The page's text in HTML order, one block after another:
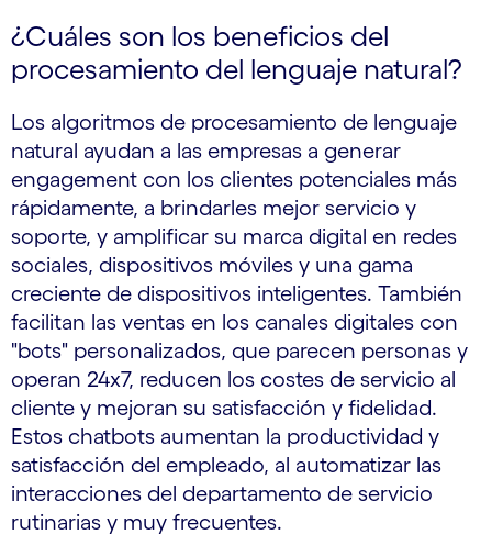
¿Cuáles son los beneficios del
procesamiento del lenguaje natural?
Los algoritmos de procesamiento de lenguaje
natural ayudan a las empresas a generar
engagement con los clientes potenciales más
rápidamente, a brindarles mejor servicio y
soporte, y amplificar su marca digital en redes
sociales, dispositivos móviles y una gama
creciente de dispositivos inteligentes. También
facilitan las ventas en los canales digitales con
"bots" personalizados, que parecen personas y
operan 24x7, reducen los costes de servicio al
cliente y mejoran su satisfacción y fidelidad.
Estos chatbots aumentan la productividad y
satisfacción del empleado, al automatizar las
interacciones del departamento de servicio
rutinarias y muy frecuentes.